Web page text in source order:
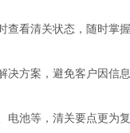
查看清关状态，随时掌
决方案，避免客户因信
电池等，清关要点更为